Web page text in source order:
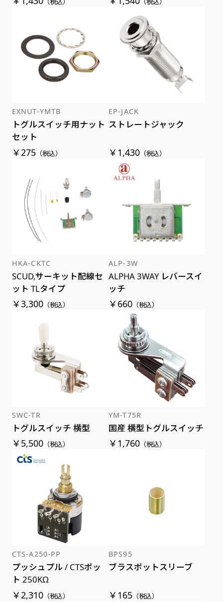
EXNUT-YMTB
トグルスイッチ用ナット
セット
￥275（税込）
EP-JACK
ストレートジャック
￥1,430 （税込）
HKA-CKTC
SCUD,サーキット配線セ
ット TLタイプ
￥3,300（税込）
ALP-3W
ALPHA 3WAY レバースイ
ッチ
￥660 （税込）
SWC-TR
トグルスイッチ 横型
￥5,500（税込）
YM-T75R
国産 横型トグルスイッチ
￥1,760 （税込）
CTS-A250-PP
プッシュプル / CTSポッ
ト 250KΩ
￥2,310（税込）
BPS95
ブラスポットスリーブ
￥165 （税込）